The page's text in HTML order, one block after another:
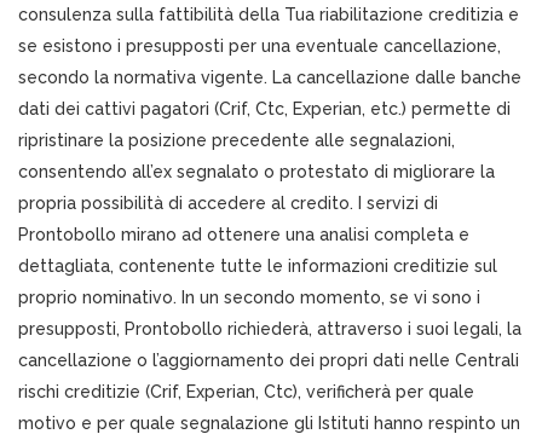
consulenza sulla fattibilità della Tua riabilitazione creditizia e
se esistono i presupposti per una eventuale cancellazione,
secondo la normativa vigente. La cancellazione dalle banche
dati dei cattivi pagatori (Crif, Ctc, Experian, etc.) permette di
ripristinare la posizione precedente alle segnalazioni,
consentendo all’ex segnalato o protestato di migliorare la
propria possibilità di accedere al credito. I servizi di
Prontobollo mirano ad ottenere una analisi completa e
dettagliata, contenente tutte le informazioni creditizie sul
proprio nominativo. In un secondo momento, se vi sono i
presupposti, Prontobollo richiederà, attraverso i suoi legali, la
cancellazione o l’aggiornamento dei propri dati nelle Centrali
rischi creditizie (Crif, Experian, Ctc), verificherà per quale
motivo e per quale segnalazione gli Istituti hanno respinto un